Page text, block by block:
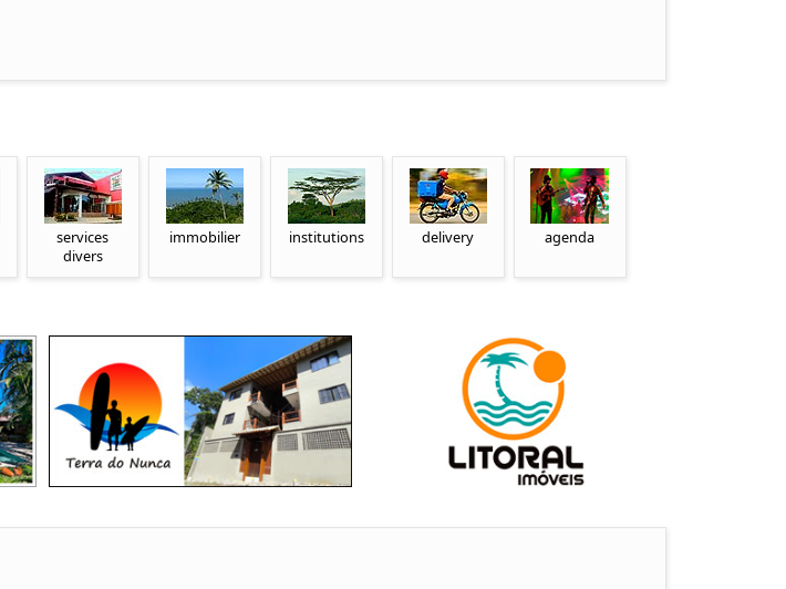
services
divers
immobilier institutions delivery agenda